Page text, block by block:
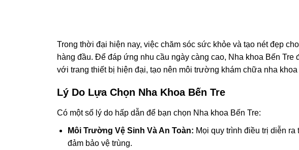
Trong thời đại hiện nay, việc chăm sóc sức khỏe và tạo nét đẹp
hàng đầu. Để đáp ứng nhu cầu ngày càng cao, Nha khoa Bến
với trang thiết bị hiện đại, tạo nên môi trường khám chữa nha
Lý Do Lựa Chọn Nha Khoa Bến Tre
Có một số lý do hấp dẫn để bạn chọn Nha khoa Bến Tre:
Môi Trường Vệ Sinh Và An Toàn: Mọi quy trình điều trị diễn
đảm bảo vệ trùng.